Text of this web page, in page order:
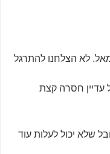
לא הצלחנו להתרגל
עדיין חסרה קצת
שלא יכול לעלות עוד